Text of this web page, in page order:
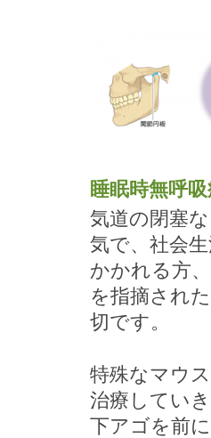
睡眠時無呼
気道の閉塞
気で、社会
かかれる方
を指摘され
切です。
特殊なマウ
治療してい
下アゴを前